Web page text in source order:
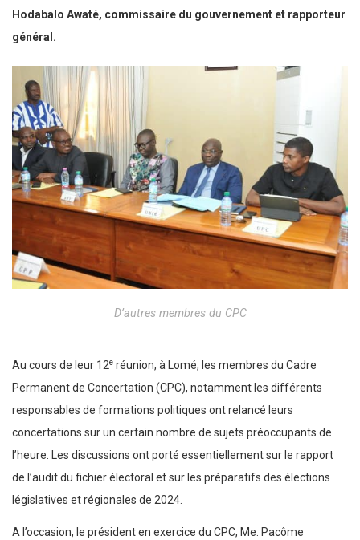
Hodabalo Awaté, commissaire du gouvernement et rapporteur
général.
D’autres membres du CPC
Au cours de leur 12e réunion, à Lomé, les membres du Cadre
Permanent de Concertation (CPC), notamment les différents
responsables de formations politiques ont relancé leurs
concertations sur un certain nombre de sujets préoccupants de
l’heure. Les discussions ont porté essentiellement sur le rapport
de l’audit du fichier électoral et sur les préparatifs des élections
législatives et régionales de 2024.
A l’occasion, le président en exercice du CPC, Me. Pacôme